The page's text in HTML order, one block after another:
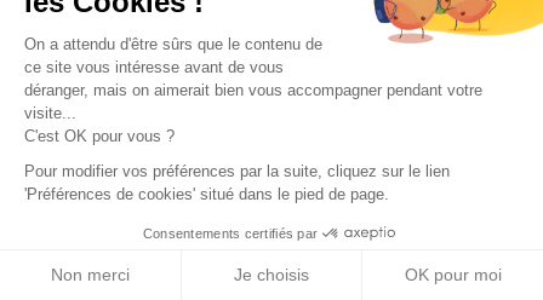
On a attendu d'être sûrs que le contenu de
ce site vous intéresse avant de vous
déranger, mais on aimerait bien vous accompagner pendant votre
visite...
C'est OK pour vous ?
Pour modifier vos préférences par la suite, cliquez sur le lien
'Préférences de cookies' situé dans le pied de page.
Consentements certifiés par
Non merci Je choisis OK pour moi
Décorateurs Paysagistes